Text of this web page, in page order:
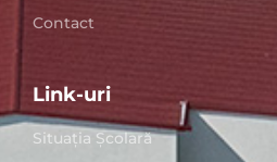
Contact
Link-uri
Situaţia Școlară